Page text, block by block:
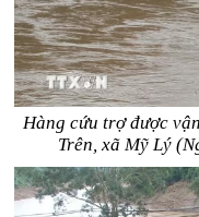
Hàng cứu trợ được
Trên, xã Mỹ Lý